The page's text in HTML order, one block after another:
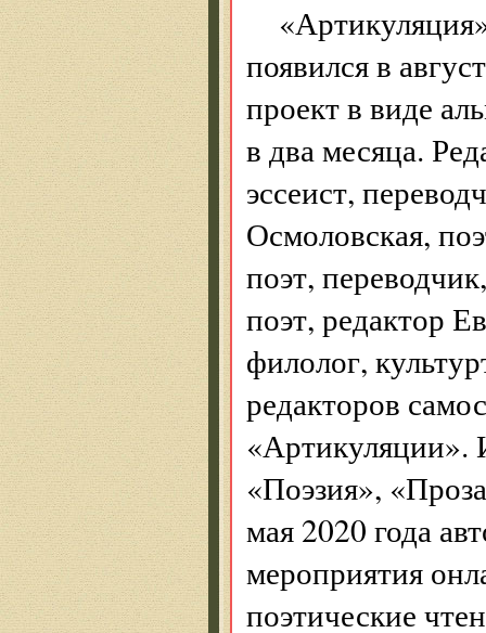
появился в
проект в виде
в два месяца.
эссеист,
Осмоловская,
поэт,
поэт, редактор
филолог,
редакторов
«Артикуляции».
«Поэзия»,
мая 2020 года
мероприятия
поэтические